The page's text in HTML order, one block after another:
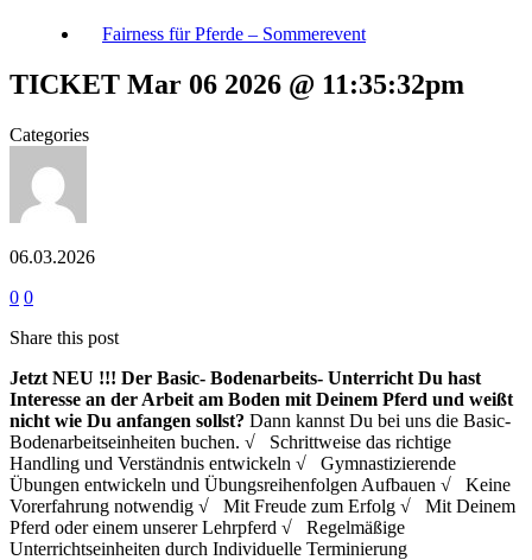
Fairness für Pferde – Sommerevent
TICKET Mar 06 2026 @ 11:35:32pm
Categories
06.03.2026
0 0
Share this post
Jetzt NEU !!! Der Basic- Bodenarbeits- Unterricht Du hast
Interesse an der Arbeit am Boden mit Deinem Pferd und weißt
nicht wie Du anfangen sollst? Dann kannst Du bei uns die Basic-
Bodenarbeitseinheiten buchen. √ Schrittweise das richtige
Handling und Verständnis entwickeln √ Gymnastizierende
Übungen entwickeln und Übungsreihenfolgen Aufbauen √ Keine
Vorerfahrung notwendig √ Mit Freude zum Erfolg √ Mit Deinem
Pferd oder einem unserer Lehrpferd √ Regelmäßige
Unterrichtseinheiten durch Individuelle Terminierung